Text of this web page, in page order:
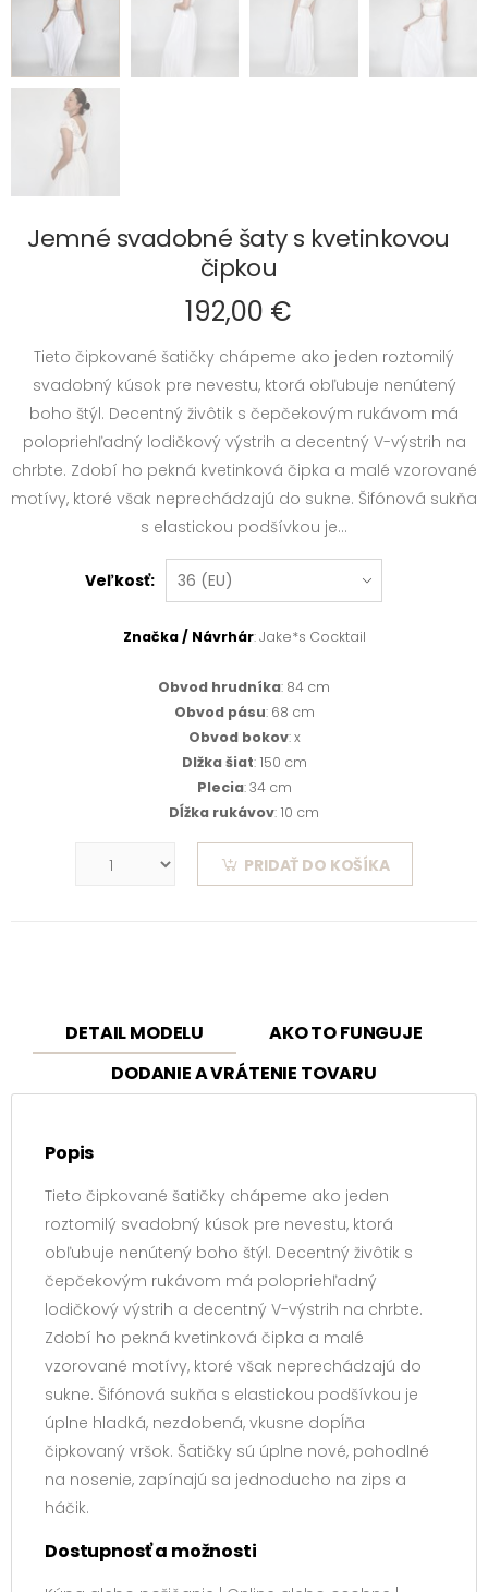
Jemné svadobné šaty s kvetinkovou
čipkou
192,00 €
Tieto čipkované šatičky chápeme ako jeden roztomilý
svadobný kúsok pre nevestu, ktorá obľubuje nenútený
boho štýl. Decentný živôtik s čepčekovým rukávom má
polopriehľadný lodičkový výstrih a decentný V-výstrih na
chrbte. Zdobí ho pekná kvetinková čipka a malé vzorované
motívy, ktoré však neprechádzajú do sukne. Šifónová sukňa
s elastickou podšívkou je...
Veľkosť:
Značka / Návrhár: Jake*s Cocktail
Obvod hrudníka: 84 cm
Obvod pásu: 68 cm
Obvod bokov: x
Dlžka šiat: 150 cm
Plecia: 34 cm
Dĺžka rukávov: 10 cm
PRIDAŤ DO KOŠÍKA
DETAIL MODELU
AKO TO FUNGUJE
DODANIE A VRÁTENIE TOVARU
Popis
Tieto čipkované šatičky chápeme ako jeden
roztomilý svadobný kúsok pre nevestu, ktorá
obľubuje nenútený boho štýl. Decentný živôtik s
čepčekovým rukávom má polopriehľadný
lodičkový výstrih a decentný V-výstrih na chrbte.
Zdobí ho pekná kvetinková čipka a malé
vzorované motívy, ktoré však neprechádzajú do
sukne. Šifónová sukňa s elastickou podšívkou je
úplne hladká, nezdobená, vkusne dopĺňa
čipkovaný vršok. Šatičky sú úplne nové, pohodlné
na nosenie, zapínajú sa jednoducho na zips a
háčik.
Dostupnosť a možnosti